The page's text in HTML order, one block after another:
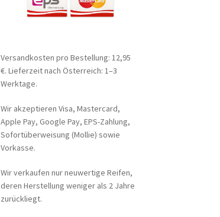
Versandkosten pro Bestellung: 12,95
€. Lieferzeit nach Österreich: 1–3
Werktage.
Wir akzeptieren Visa, Mastercard,
Apple Pay, Google Pay, EPS-Zahlung,
Sofortüberweisung (Mollie) sowie
Vorkasse.
Wir verkaufen nur neuwertige Reifen,
deren Herstellung weniger als 2 Jahre
zurückliegt.